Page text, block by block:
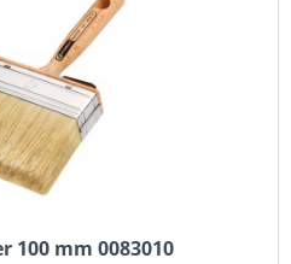
100 mm 0083010